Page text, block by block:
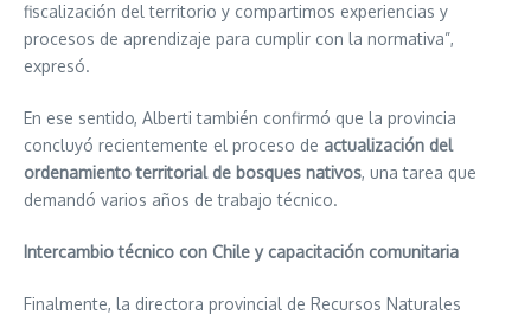
fiscalización del territorio y compartimos experiencias y
procesos de aprendizaje para cumplir con la normativa”,
expresó.
En ese sentido, Alberti también confirmó que la provincia
concluyó recientemente el proceso de actualización del
ordenamiento territorial de bosques nativos, una tarea que
demandó varios años de trabajo técnico.
Intercambio técnico con Chile y capacitación comunitaria
Finalmente, la directora provincial de Recursos Naturales